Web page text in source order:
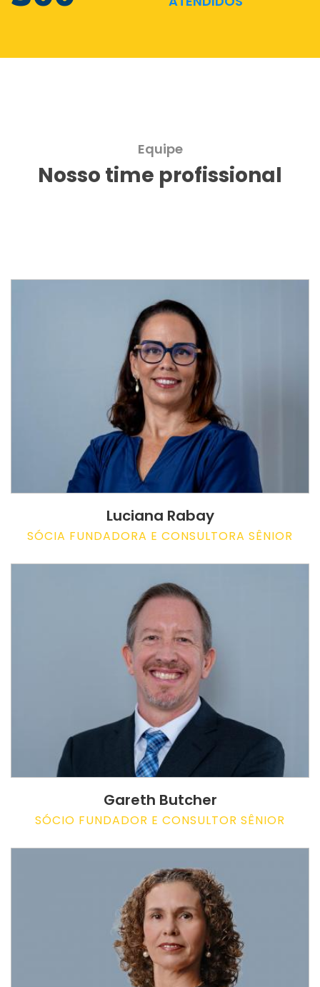
Equipe
Nosso time profissional
Luciana Rabay
SÓCIA FUNDADORA E CONSULTORA SÊNIOR
Gareth Butcher
SÓCIO FUNDADOR E CONSULTOR SÊNIOR